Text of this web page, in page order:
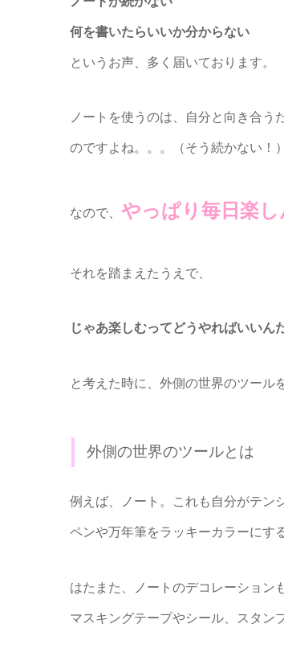
何を書いたらいいか分からない
というお声、多く届いております。
ノートを使うのは、自分と向き合
のですよね。。。（そう続かない！）
なので、 やっぱり毎日楽
それを踏まえたうえで、
じゃあ楽しむってどうやればいいん
と考えた時に、外側の世界のツール
外側の世界のツールとは
例えば、ノート。これも自分がテン
ペンや万年筆をラッキーカラーにす
はたまた、ノートのデコレーション
マスキングテープやシール、スタン